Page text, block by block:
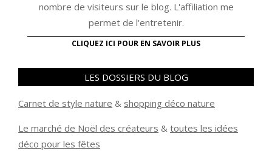
nombre de visiteurs sur le blog. L'affiliation me
permet de l'entretenir.
CLIQUEZ ICI POUR EN SAVOIR PLUS
LES DOSSIERS DU BLOG
Carnet de style nature & shopping déco nature
Le marché de Noël des créateurs & toutes les idées
déco pour les fêtes